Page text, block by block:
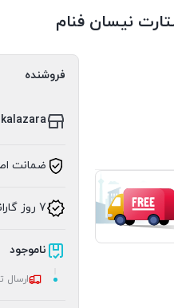
نیسان فنام
فروشنده
kalazara زارع
ضمانت
7 روز گارانتی بازگشت وجه
ناموجود
ارسال